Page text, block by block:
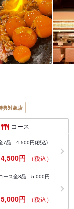
典対象店
コース
7品 4,500円(税込)
4,500円 （税込）
ース全8品 5,000円
5,000円 （税込）